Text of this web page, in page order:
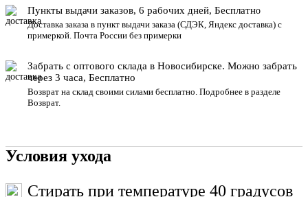
Пункты выдачи заказов, 6 рабочих дней, Бесплатно
Доставка заказа в пункт выдачи заказа (СДЭК, Яндекс доставка) с
примеркой. Почта России без примерки
Забрать с оптового склада в Новосибирске. Можно забрать
через 3 часа, Бесплатно
Возврат на склад своими силами бесплатно. Подробнее в разделе
Возврат.
Условия ухода
Стирать при температуре 40 градусов